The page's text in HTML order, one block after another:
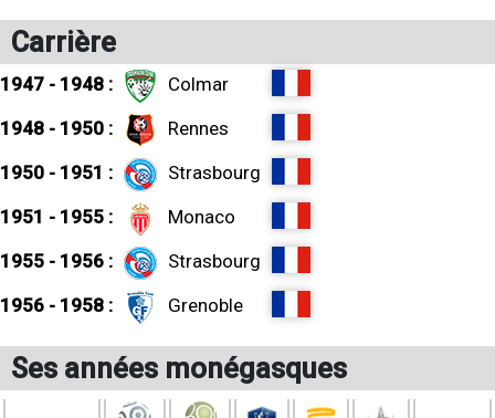
Carrière
1947 - 1948 :
Colmar
1948 - 1950 :
Rennes
1950 - 1951 :
Strasbourg
1951 - 1955 :
Monaco
1955 - 1956 :
Strasbourg
1956 - 1958 :
Grenoble
Ses années monégasques